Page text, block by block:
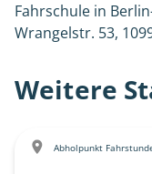
Fahrschule in
Wrangelstr. 53,
Weitere
Abholpunkt